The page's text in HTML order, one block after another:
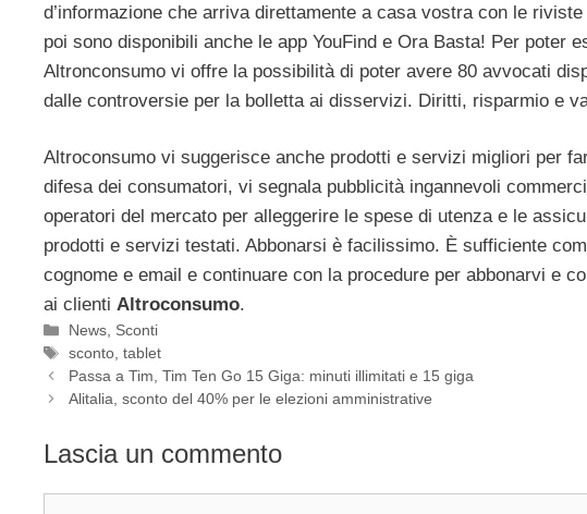
d’informazione che arriva direttamente a casa vostra con le riviste
poi sono disponibili anche le app YouFind e Ora Basta! Per poter
Altronconsumo vi offre la possibilità di poter avere 80 avvocati
dalle controversie per la bolletta ai disservizi. Diritti, risparmio e
Altroconsumo vi suggerisce anche prodotti e servizi migliori per
difesa dei consumatori, vi segnala pubblicità ingannevoli
operatori del mercato per alleggerire le spese di utenza e le
prodotti e servizi testati. Abbonarsi è facilissimo. È sufficiente
cognome e email e continuare con la procedure per abbonarvi e
ai clienti Altroconsumo.
Categorie
News, Sconti
Tag
sconto,tablet
Passa a Tim, Tim Ten Go 15 Giga: minuti illimitati e 15 giga
Alitalia, sconto del 40% per le elezioni amministrative
Lascia un commento